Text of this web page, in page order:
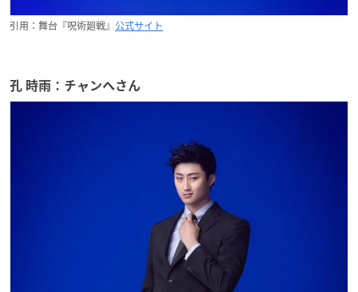
引用：舞台『呪術廻戦』 公式サイト
孔 時雨：チャンヘさん